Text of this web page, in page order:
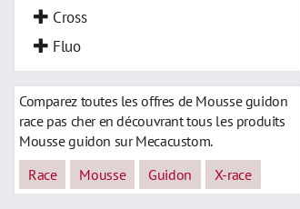
Cross
Fluo
Comparez toutes les offres de Mousse guidon
race pas cher en découvrant tous les produits
Mousse guidon sur Mecacustom.
Race
Mousse Guidon X-race